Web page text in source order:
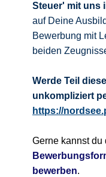
Steuer' mit uns
auf Deine
Bewerbung mit
beiden
Werde Teil
unkompliziert
https://
Gerne kannst du
bewerben.